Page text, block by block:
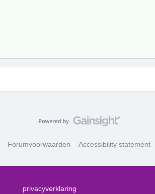
Forumvoorwaarden Accessibility statement
privacyverklaring